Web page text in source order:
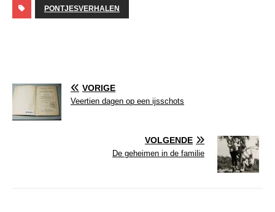
PONTJESVERHALEN
VORIGE
Veertien dagen op een ijsschots
VOLGENDE
De geheimen in de familie